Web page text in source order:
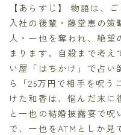
【あらすじ】 物語は、
入社の後輩・藤堂恵の
人・一也を奪われ、絶
まります。自殺まで考
い屋「はちかけ」で占
ら「25万円で相手を呪
けた和香は、悩んだ末に
と一也の結婚披露宴で呪
で、一也をATMとしか見